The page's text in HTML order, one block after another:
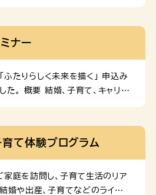
します。
ナー
たりらしく未来を描く」 申込み
た。 概要 結婚、子育て、キャリア
ります！ 日時 2025年12月
（受付12:40～） 会場
議室（中央区天神3-4-10-
在住・在勤・在学中で、市内で
て体験プログラム
庭を訪問し、子育て生活のリア
婚や出産、子育てなどのライフ